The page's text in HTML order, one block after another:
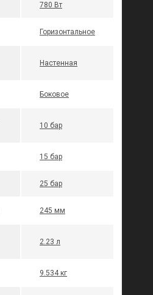
780 Вт
Горизонтальное
Настенная
Боковое
10 бар
15 бар
25 бар
245 мм
2.23 л
9.534 кг